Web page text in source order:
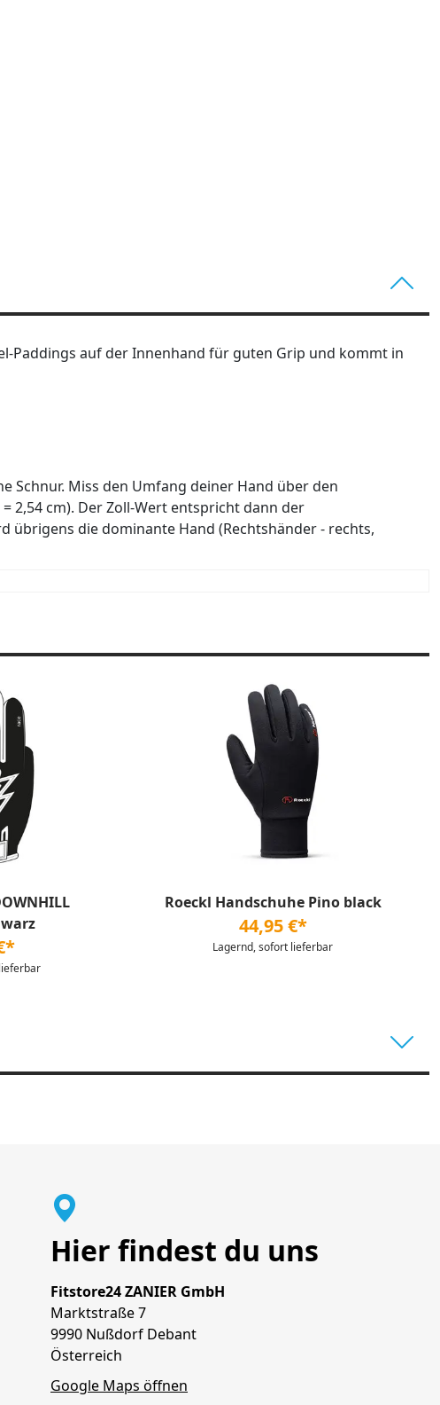
Paddings auf der Innenhand für guten Grip und kommt in
Schnur. Miss den Umfang deiner Hand über den
2,54 cm). Der Zoll-Wert entspricht dann der
übrigens die dominante Hand (Rechtshänder - rechts,
Roeckl Handschuhe Pino black
44,95 €*
Lagernd, sofort lieferbar
Hier findest du uns
Fitstore24 ZANIER GmbH
Marktstraße 7
9990 Nußdorf Debant
Österreich
Google Maps öffnen